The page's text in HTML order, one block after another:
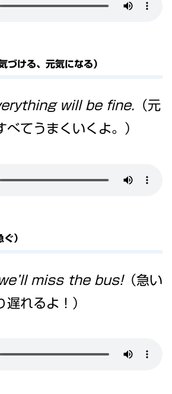
ける、元気になる）
will be fine. （元
べてうまくいくよ。）
）
miss the bus!（急い
れるよ！）